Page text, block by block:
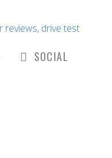
SOCIAL